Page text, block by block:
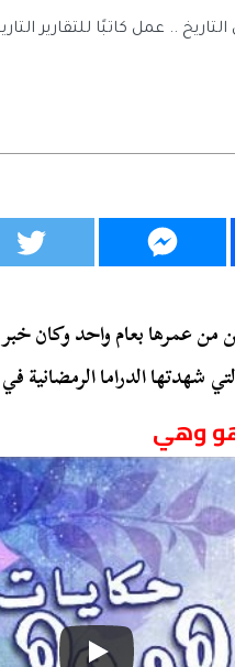
.. عمل كاتبًا للتقارير
من عمرها بعام واحد وكان
شهدتها الدراما الرمضانية في
وهي